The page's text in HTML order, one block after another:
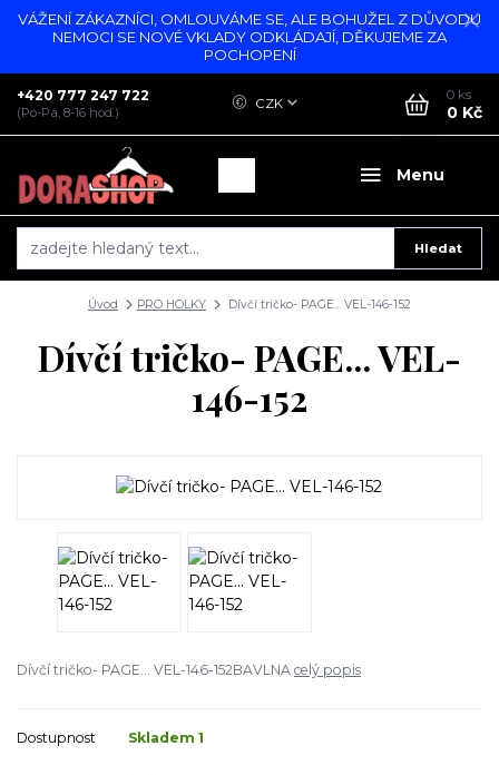
VÁŽENÍ ZÁKAZNÍCI, OMLOUVÁME SE, ALE BOHUŽEL Z DŮVODU
NEMOCI SE NOVÉ VKLADY ODKLÁDAJÍ, DĚKUJEME ZA
POCHOPENÍ
Menu
CZK
Hledat
+420 777 247 722
(Po-Pá, 8-16 hod.)
0 ks
0 Kč
Úvod PRO HOLKY Dívčí tričko- PAGE... VEL-146-152
Dívčí tričko- PAGE... VEL-
146-152
Dívčí tričko- PAGE... VEL-146-152BAVLNA celý popis
Dostupnost Skladem 1